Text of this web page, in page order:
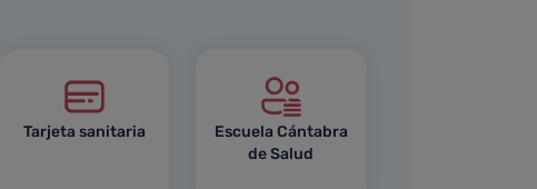
Tarjeta sanitaria
Escuela Cántabra
de Salud